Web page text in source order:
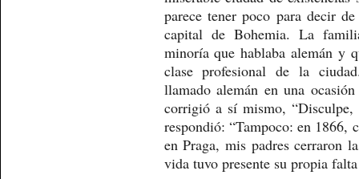
parece tener poco para decir
capital de Bohemia. La
minoría que hablaba alemán y
clase profesional de la
llamado alemán en una
corrigió a sí mismo,
respondió: “Tampoco: en 1866,
en Praga, mis padres cerraron
vida tuvo presente su propia